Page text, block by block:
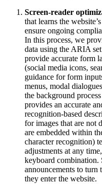
Screen-reader
that learns the
ensure ongoing
In this process, we
data using the ARIA
provide accurate form
(social media icons,
guidance for form
menus, modal
the background
provides an accurate
recognition-based
for images that are not
are embedded within
character recognition)
adjustments at any
keyboard combination.
announcements to turn
they enter the website.